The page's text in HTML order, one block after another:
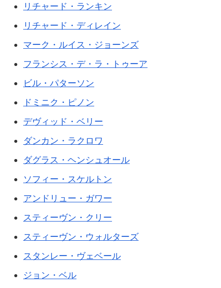
リチャード・ランキン
リチャード・ディレイン
マーク・ルイス・ジョーンズ
フランシス・デ・ラ・トゥーア
ビル・パターソン
ドミニク・ピノン
デヴィッド・ベリー
ダンカン・ラクロワ
ダグラス・ヘンシュオール
ソフィー・スケルトン
アンドリュー・ガワー
スティーヴン・クリー
スティーヴン・ウォルターズ
スタンレー・ヴェベール
ジョン・ベル